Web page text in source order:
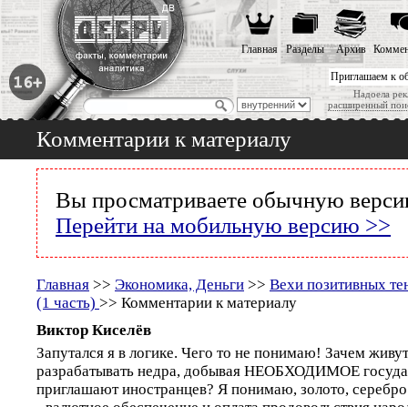
Приглашаем к
Надоела
расширенный
Главная Разделы Архив
Комментарии к материалу
Вы просматриваете обычную
Перейти на мобильную версию >>
Главная >> Экономика, Деньги >> Вехи позитивных
(1 часть) >> Комментарии к материалу
Виктор Киселёв
Запутался я в логике. Чего то не понимаю! Зачем
разрабатывать недра, добывая НЕОБХОДИМОЕ
приглашают иностранцев? Я понимаю, золото,